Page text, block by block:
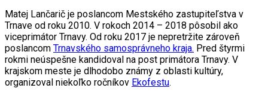
Matej Lančarič je poslancom Mestského zastupiteľstva v
Trnave od roku 2010. V rokoch 2014 – 2018 pôsobil ako
viceprimátor Trnavy. Od roku 2017 je nepretržite zároveň
poslancom Trnavského samosprávneho kraja. Pred štyrmi
rokmi neúspešne kandidoval na post primátora Trnavy. V
krajskom meste je dlhodobo známy z oblasti kultúry,
organizoval niekoľko ročníkov Ekofestu.